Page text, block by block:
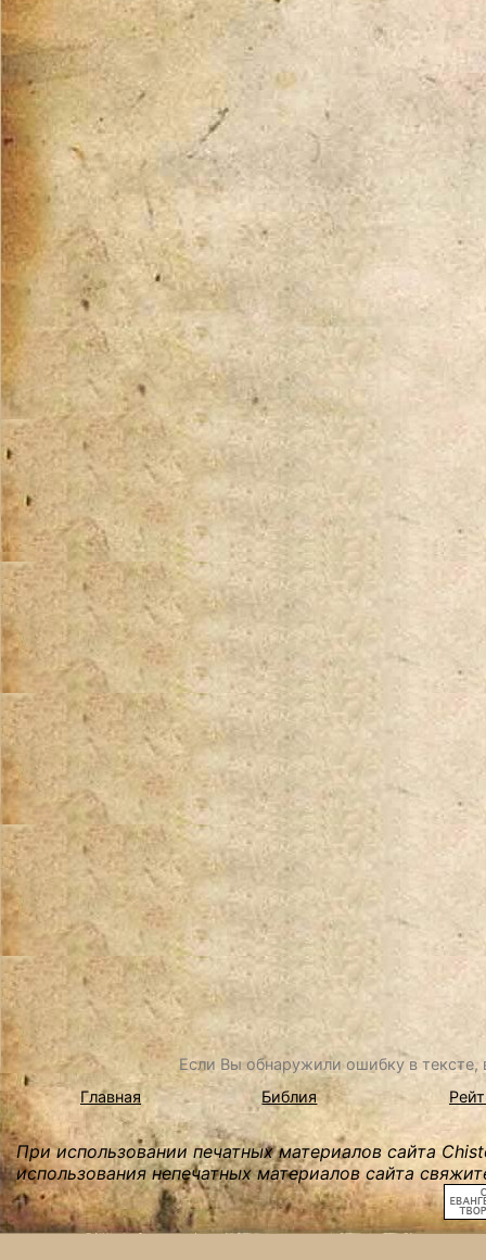
Если Вы обнаружили ошибку в
Главная
Библия
При использовании печатных материалов сайта
использования непечатных материалов сайта